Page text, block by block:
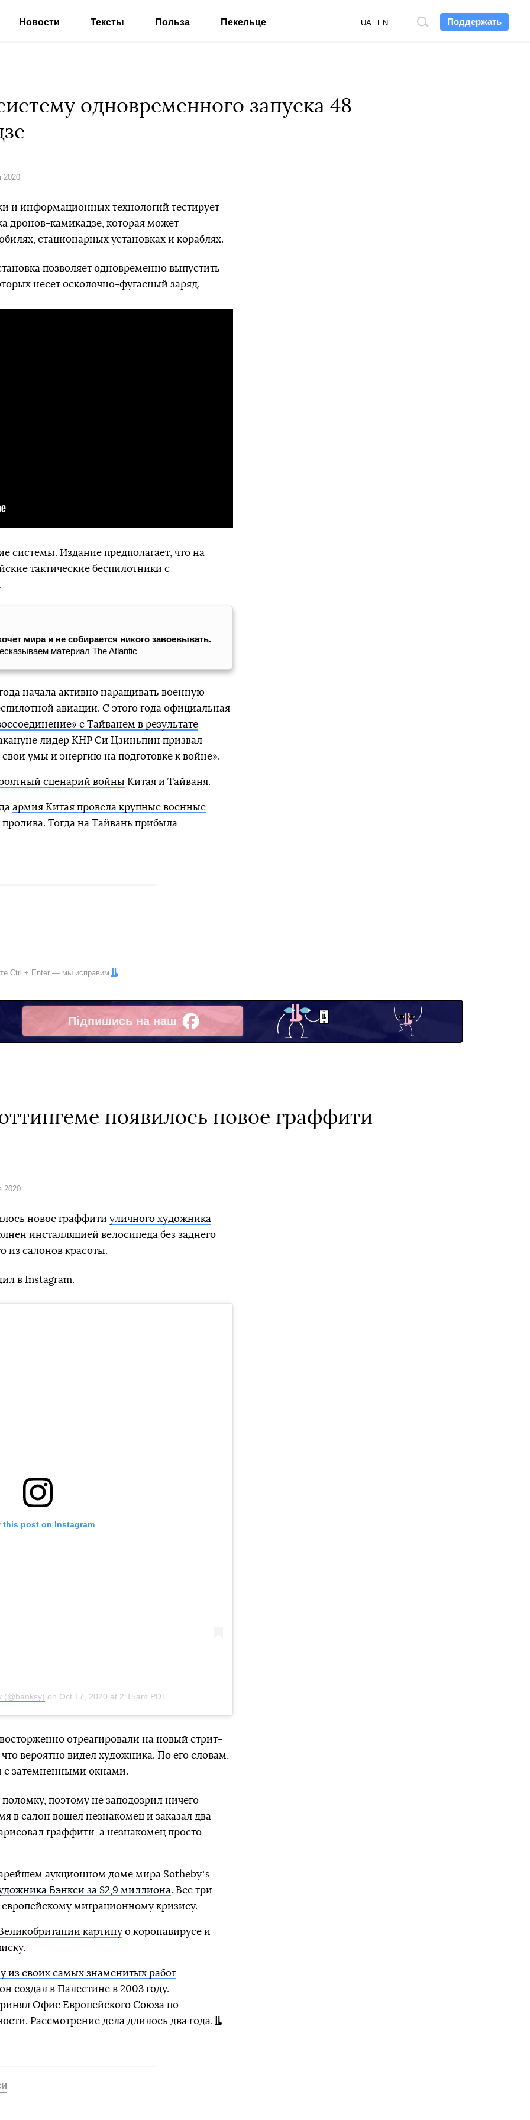
Поддержать
Поиск
UA EN
Новости Тексты Польза Пекельце
одновременного запуска 48
2020
и информационных технологий тестирует
дронов-камикадзе, которая может
стационарных установках и кораблях.
позволяет одновременно выпустить
несет осколочно-фугасный заряд.
системы. Издание предполагает, что на
тактические беспилотники с
мира и не собирается никого завоевывать.
материал The Atlantic
начала активно наращивать военную
авиации. С этого года официальная
с Тайванем в результате
лидер КНР Си Цзиньпин призвал
умы и энергию на подготовке к войне».
сценарий войны Китая и Тайваня.
армия Китая провела крупные военные
Тогда на Тайвань прибыла
Ctrl + Enter — мы исправим
Підпишись на наш
Facebook
появилось новое граффити
2020
новое граффити уличного художника
инсталляцией велосипеда без заднего
из салонов красоты.
в Instagram.
this post on Instagram
(@banksy) on Oct 17, 2020 at 2:15am PDT
отреагировали на новый стрит-
вероятно видел художника. По его словам,
с затемненными окнами.
поэтому не заподозрил ничего
в салон вошел незнакомец и заказал два
граффити, а незнакомец просто
аукционном доме мира Sothebyʼs
Бэнкси за $2,9 миллиона. Все три
миграционному кризису.
картинуо коронавирусе и
из своих самых знаменитых работ—
создал в Палестине в 2003 году.
Офис Европейского Союза по
Рассмотрение дела длилось два года.